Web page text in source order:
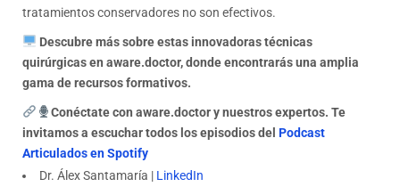
tratamientos conservadores no son efectivos.
Descubre más sobre estas innovadoras técnicas
quirúrgicas en aware.doctor, donde encontrarás una amplia
gama de recursos formativos.
Conéctate con aware.doctor ynuestros expertos. Te
invitamos a escuchar todos los episodios del Podcast
Articulados en Spotify
Dr. Álex Santamaría | LinkedIn